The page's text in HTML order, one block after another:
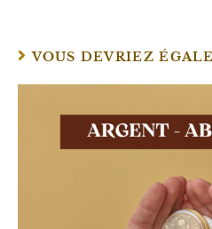
VOUS DEVRIEZ